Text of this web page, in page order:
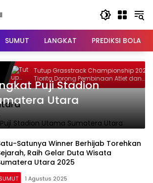
SUMUT LANGKAT PREDIKSI BOLA
Tutup Grasstrack Championship 2026,
Tiorita Dorong Pembinaan Atlet dan
Wisata Olahraga Langkat
Puji Stadion
Utara
Satunya Winner Berhijab Torehkan
Raih Gelar Duta Wisata
Utara 2025
SUMUT 1 Agustus 2025